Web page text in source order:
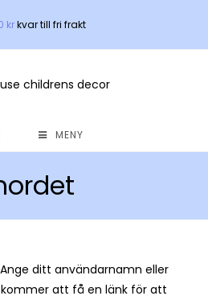
krkvar till fri frakt
MENY
ditt användarnamn eller
att få en länk för att